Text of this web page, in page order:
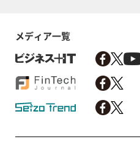
メディア一覧